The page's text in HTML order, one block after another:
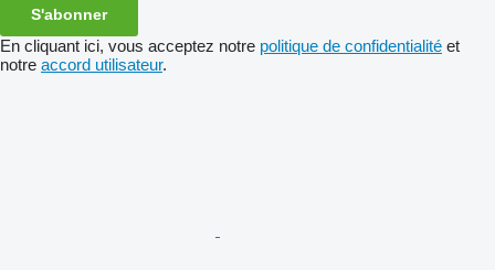
S'abonner
En cliquant ici, vous acceptez notre politique de confidentialité et
notre accord utilisateur.